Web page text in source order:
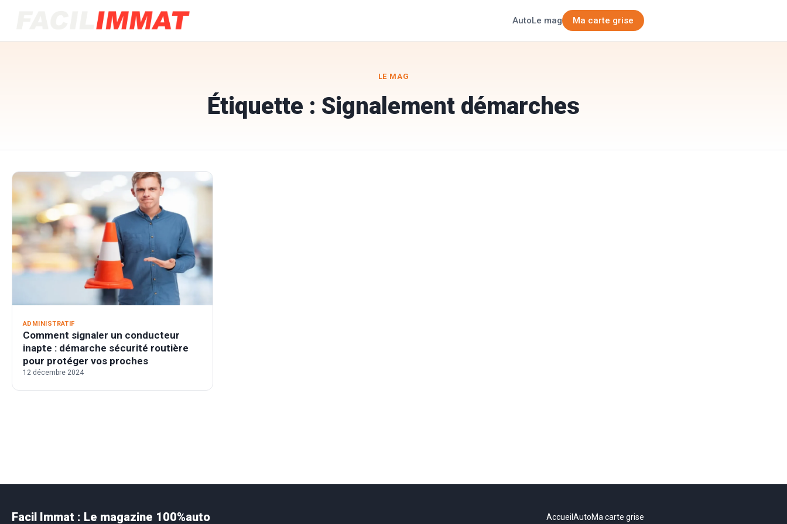
AutoLe mag Ma carte grise
LE MAG
Étiquette : Signalement démarches
ADMINISTRATIF
Comment signaler un conducteur
inapte : démarche sécurité routière
pour protéger vos proches
12 décembre 2024
Facil Immat : Le magazine 100%auto Accueil AutoMa carte grise